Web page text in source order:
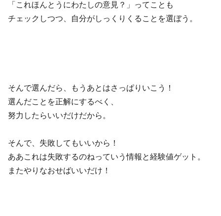
「これほんとうにわたしの意見？」ってことも
チェックしつつ、自分がしっくりくることを選ぼう。
そんで選んだら、もうあとはさっぱりいこう！
選んだことを正解にするべく、
努力したらいいだけだから。
そんで、失敗してもいいから！
ああこれは失敗するのねっていう情報と経験値ゲット。
またやりなおせばいいだけ！